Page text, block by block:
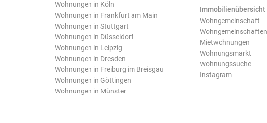
Wohnungen in Köln
Wohnungen in Frankfurt am Main
Wohnungen in Stuttgart
Wohnungen in Düsseldorf
Wohnungen in Leipzig
Wohnungen in Dresden
Wohnungen in Freiburg im Breisgau
Wohnungen in Göttingen
Wohnungen in Münster
Immobilienübersicht
Wohngemeinschaft
Wohngemeinschaften
Mietwohnungen
Wohnungsmarkt
Wohnungssuche
Instagram